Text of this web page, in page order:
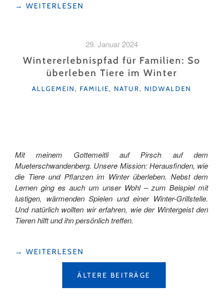
"AUF
ALBERSWIL:
BIOHOF
→ WEITERLESEN
29. Januar 2024
Wintererlebnispfad für Familien: So
überleben Tiere im Winter
KATEGORIEN
ALLGEMEIN, FAMILIE, NATUR, NIDWALDEN
Mit meinem Gottemeitli auf Pirsch auf dem
Mueterschwandenberg. Unsere Mission: Herausfinden, wie
die Tiere und Pflanzen im Winter überleben. Nebst dem
Lernen ging es auch um unser Wohl – zum Beispiel mit
lustigen, wärmenden Spielen und einer Winter-Grillstelle.
Und natürlich wollten wir erfahren, wie der Wintergeist den
Tieren hilft und ihn persönlich treffen.
"WINTERERLEBNISPFAD
→ WEITERLESEN
BEITRAGSNAVIGATION
ÄLTERE BEITRÄGE